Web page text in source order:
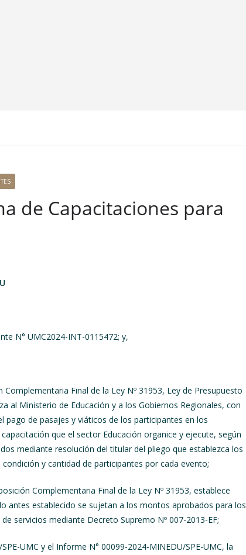
de Capacitaciones para
N° UMC2024-INT-0115472; y,
Final de la Ley Nº 31953, Ley de Presupuesto
al Ministerio de Educación y a los Gobiernos Regionales, con
de pasajes y viáticos de los participantes en los
que el sector Educación organice y ejecute, según
mediante resolución del titular del pliego que establezca los
y cantidad de participantes por cada evento;
Complementaria Final de la Ley Nº 31953, establece
antes establecido se sujetan a los montos aprobados para los
servicios mediante Decreto Supremo Nº 007-2013-EF;
UMC y el Informe N° 00099-2024-MINEDU/SPE-UMC, la